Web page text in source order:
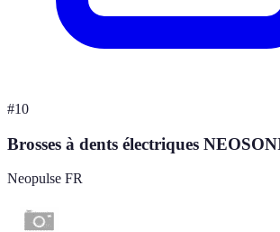
#10
Brosses à dents électriques
Neopulse FR